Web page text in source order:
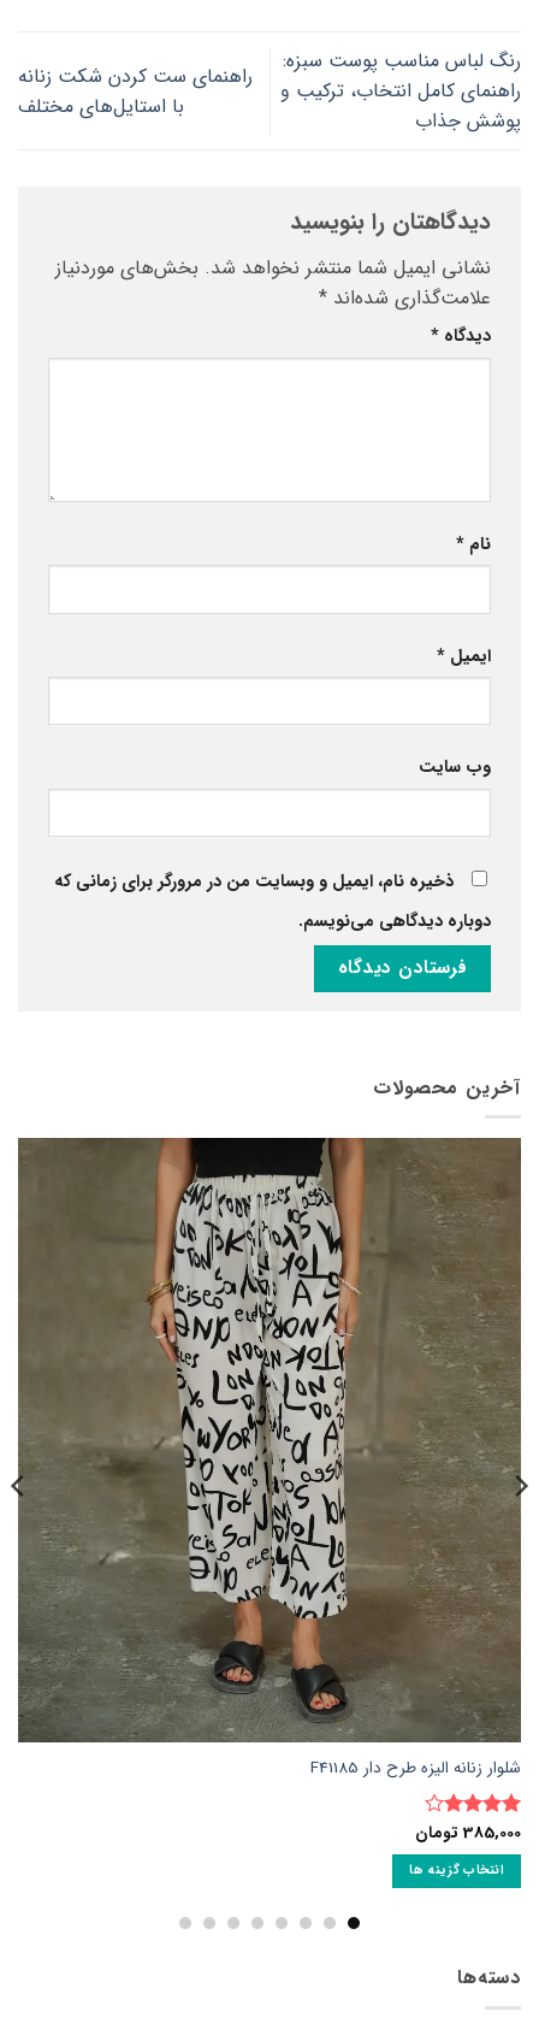
رنگ لباس مناسب پوست سبزه:
راهنمای کامل انتخاب، ترکیب و
پوشش جذاب
راهنمای ست کردن شکت زنانه
با استایل‌های مختلف
دیدگاهتان را بنویسید
نشانی ایمیل شما منتشر نخواهد شد. بخش‌های موردنیاز
علامت‌گذاری شده‌اند *
دیدگاه *
نام *
ایمیل *
وب‌ سایت
ذخیره نام، ایمیل و وبسایت من در مرورگر برای زمانی که
دوباره دیدگاهی می‌نویسم.
آخرین محصولات
شلوار زنانه الیزه طرح دار F41185
نمره4
از 5
385,000 تومان
انتخاب گزینه ها
انواع
مختلفی
دسته‌ها